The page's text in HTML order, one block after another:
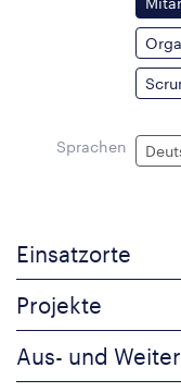
Sprachen
Einsatzorte
Projekte
Aus- und